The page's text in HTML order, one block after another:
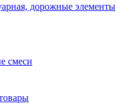
дорожные элементы
смеси